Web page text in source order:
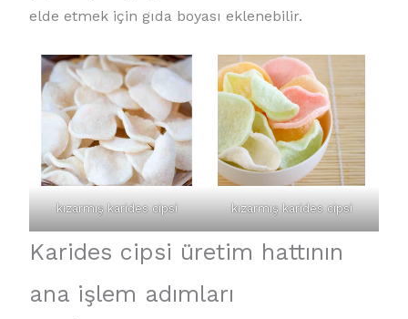
elde etmek için gıda boyası eklenebilir.
kızarmış karides cipsi kızarmış karides cipsi
Karides cipsi üretim hattının
ana işlem adımları